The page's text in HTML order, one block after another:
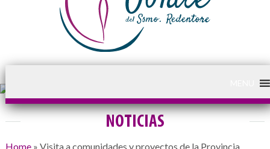
NOTICIAS
Home» Visita a comunidades y proyectos de la Provincia